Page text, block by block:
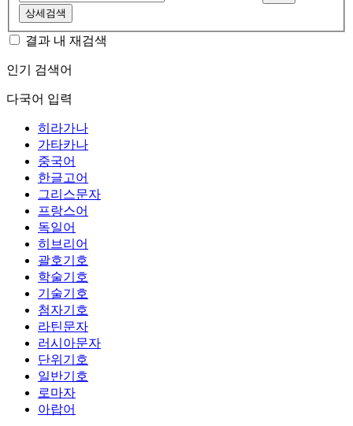
상세검색
결과 내 재검색
인기 검색어
다국어 입력
히라가나
가타카나
중국어
한글고어
그리스문자
프랑스어
독일어
히브리어
괄호기호
학술기호
기술기호
첨자기호
라틴문자
러시아문자
단위기호
일반기호
로마자
아랍어